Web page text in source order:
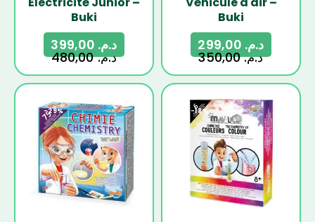
Buki
د.م.480,00
د.م.
Buki
د.م.350,00
د.م.
-29% -18%